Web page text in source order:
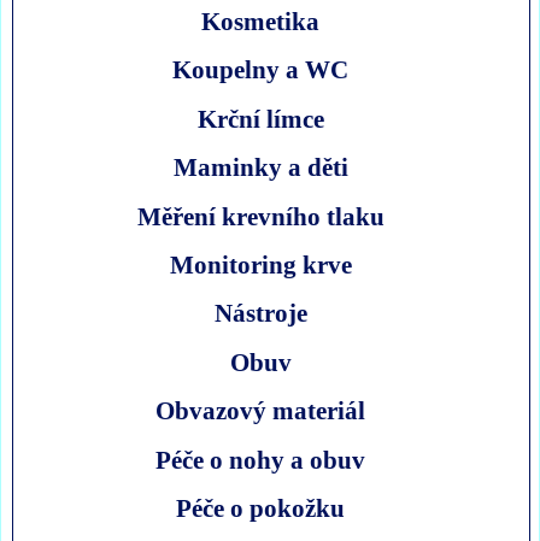
Kosmetika
Koupelny a WC
Krční límce
Maminky a děti
Měření krevního tlaku
Monitoring krve
Nástroje
Obuv
Obvazový materiál
Péče o nohy a obuv
Péče o pokožku